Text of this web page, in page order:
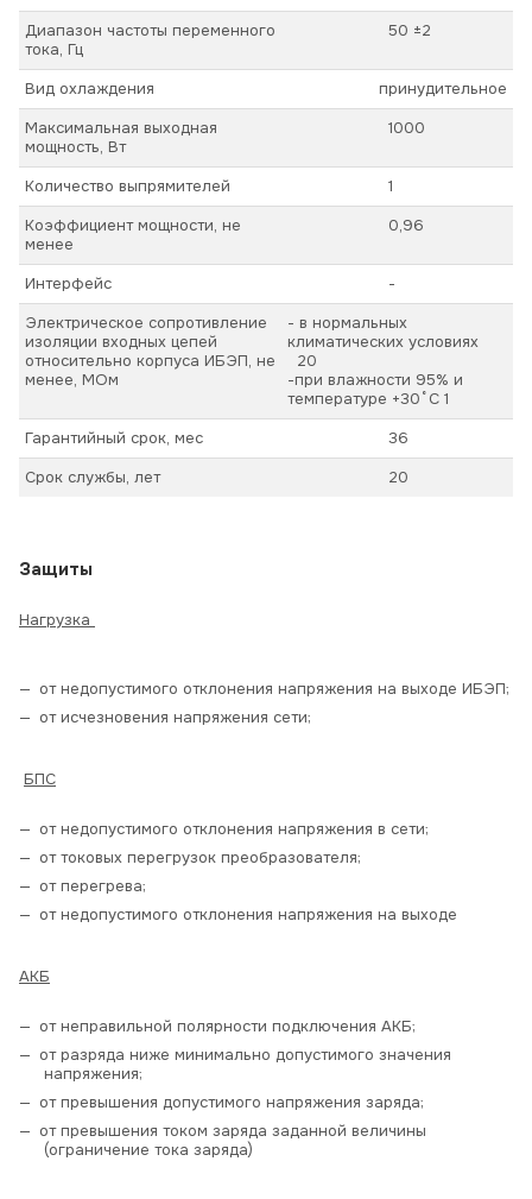
Диапазон частоты переменного
тока, Гц
50 ±2
Вид охлаждения
принудительное
Максимальная выходная
мощность, Вт
1000
Количество выпрямителей
1
Коэффициент мощности, не
менее
0,96
Интерфейс
-
Электрическое сопротивление
изоляции входных цепей
относительно корпуса ИБЭП, не
менее, МОм
- в нормальных
климатических условиях
20
-при влажности 95% и
температуре +30˚С 1
Гарантийный срок, мес
36
Срок службы, лет
20
Защиты
Нагрузка
от недопустимого отклонения напряжения на выходе ИБЭП;
от исчезновения напряжения сети;
БПС
от недопустимого отклонения напряжения в сети;
от токовых перегрузок преобразователя;
от перегрева;
от недопустимого отклонения напряжения на выходе
АКБ
от неправильной полярности подключения АКБ;
от разряда ниже минимально допустимого значения
напряжения;
от превышения допустимого напряжения заряда;
от превышения током заряда заданной величины
(ограничение тока заряда)